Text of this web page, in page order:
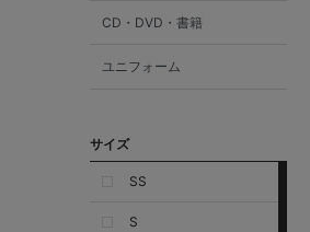
CD・DVD・書籍
ユニフォーム
サイズ
SS
S